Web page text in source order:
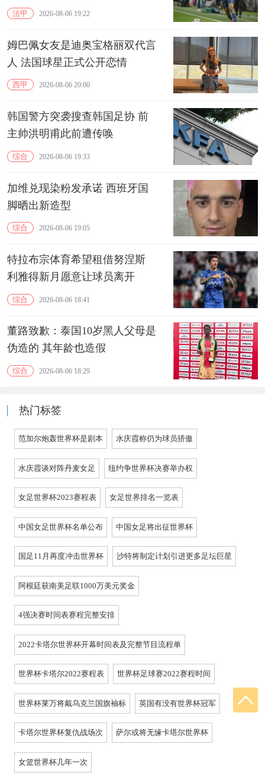
法甲 2026-08-06 19:22
姆巴佩女友是迪奥宝格丽双代言
人 法国球星正式公开恋情
西甲 2026-08-06 20:00
韩国警方突袭搜查韩国足协 前
主帅洪明甫此前遭传唤
综合 2026-08-06 19:33
加维兑现染粉发承诺 西班牙国
脚晒出新造型
综合 2026-08-06 19:05
特拉布宗体育希望租借努涅斯
利雅得新月愿意让球员离开
综合 2026-08-06 18:41
董路致歉：泰国10岁黑人父母是
伪造的 其年龄也造假
综合 2026-08-06 18:29
热门标签
范加尔炮轰世界杯是剧本 水庆霞称仍为球员骄傲
水庆霞谈对阵丹麦女足 纽约争世界杯决赛举办权
女足世界杯2023赛程表 女足世界排名一览表
中国女足世界杯名单公布 中国女足将出征世界杯
国足11月再度冲击世界杯 沙特将制定计划引进更多足坛巨星
阿根廷获南美足联1000万美元奖金
4强决赛时间表赛程完整安排
2022卡塔尔世界杯开幕时间表及完整节目流程单
世界杯卡塔尔2022赛程表 世界杯足球赛2022赛程时间
世界杯莱万将戴乌克兰国旗袖标 英国有没有世界杯冠军
卡塔尔世界杯复仇战场次 萨尔或将无缘卡塔尔世界杯
女篮世界杯几年一次